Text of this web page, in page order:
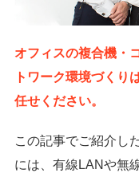
オフィスの複合機・
トワーク環境づくり
任せください。
この記事でご紹介し
には、有線LANや無